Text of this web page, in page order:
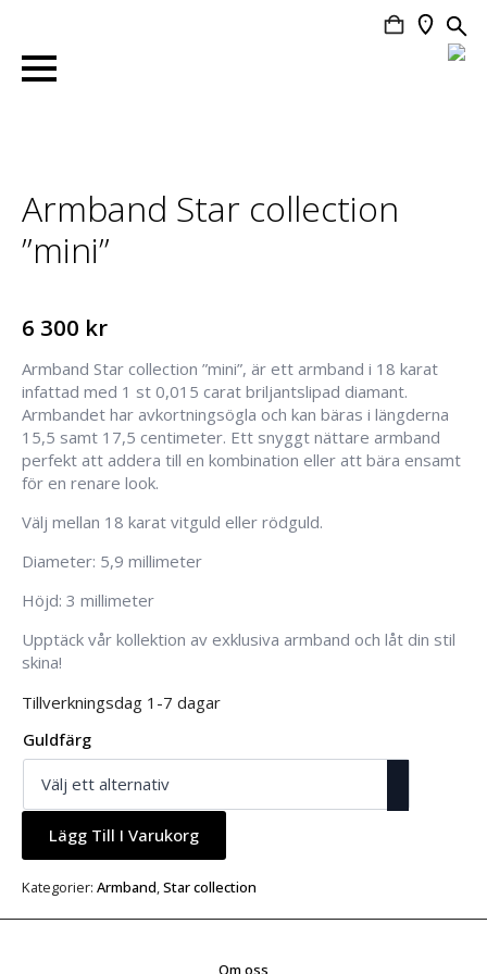
Search
Armband Star collection
”mini”
6 300 kr
Armband Star collection ”mini”, är ett armband i 18 karat
infattad med 1 st 0,015 carat briljantslipad diamant.
Armbandet har avkortningsögla och kan bäras i längderna
15,5 samt 17,5 centimeter. Ett snyggt nättare armband
perfekt att addera till en kombination eller att bära ensamt
för en renare look.
Välj mellan 18 karat vitguld eller rödguld.
Diameter: 5,9 millimeter
Höjd: 3 millimeter
Upptäck vår kollektion av exklusiva armband och låt din stil
skina!
Tillverkningsdag 1-7 dagar
Guldfärg
Lägg Till I Varukorg
Kategorier: Armband,Star collection
Om oss